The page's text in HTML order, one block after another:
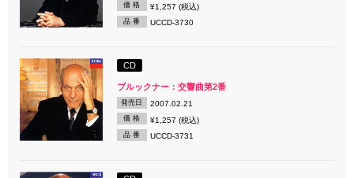
価 格 ¥1,257 (税込)
品 番 UCCD-3730
CD
ブルックナー：交響曲第2番
発売日 2007.02.21
価 格 ¥1,257 (税込)
品 番 UCCD-3731